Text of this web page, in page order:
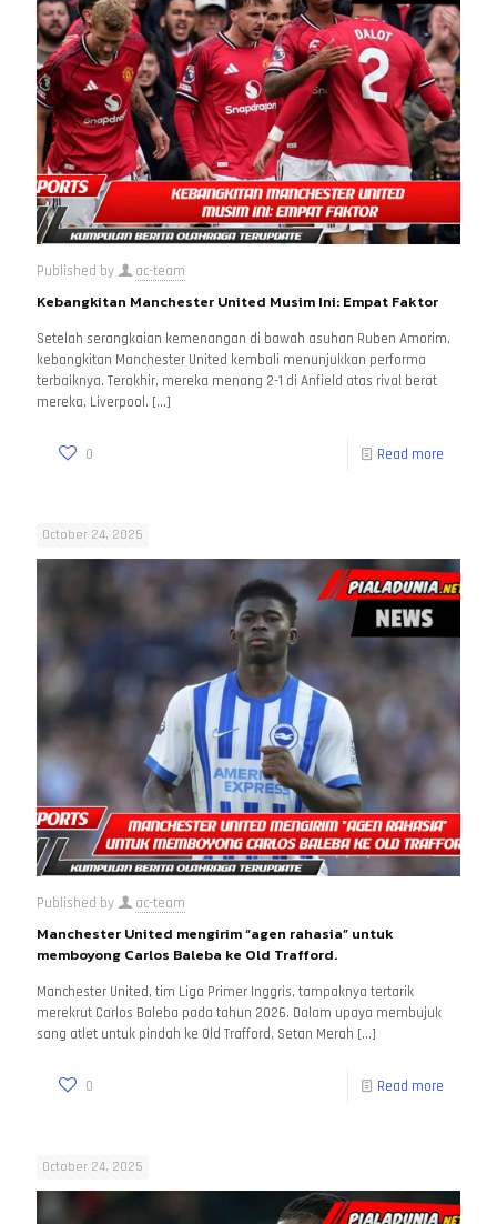
Published by ac-team
Kebangkitan Manchester United Musim Ini: Empat Faktor
Setelah serangkaian kemenangan di bawah asuhan Ruben Amorim,
kebangkitan Manchester United kembali menunjukkan performa
terbaiknya. Terakhir, mereka menang 2-1 di Anfield atas rival berat
mereka, Liverpool. […]
0 Read more
October 24, 2025
Published by ac-team
Manchester United mengirim “agen rahasia” untuk
memboyong Carlos Baleba ke Old Trafford.
Manchester United, tim Liga Primer Inggris, tampaknya tertarik
merekrut Carlos Baleba pada tahun 2026. Dalam upaya membujuk
sang atlet untuk pindah ke Old Trafford, Setan Merah […]
0 Read more
October 24, 2025